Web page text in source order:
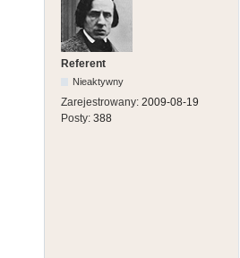
Referent
Nieaktywny
Zarejestrowany: 2009-08-19
Posty: 388